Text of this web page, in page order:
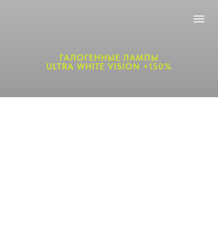
ГАЛОГЕННЫЕ ЛАМПЫ
ULTRA WHITE VISION +150%